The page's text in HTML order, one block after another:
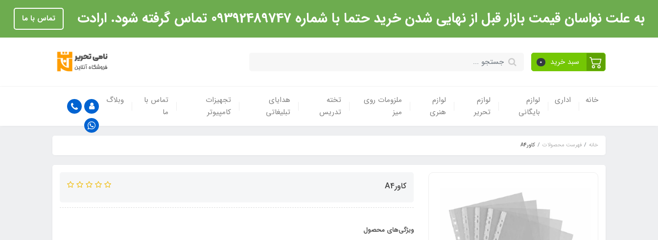
به علت نواسان قیمت بازار قبل از نهایی شدن خرید حتما با شماره 09392489747 تماس گرفته شود. ارادت تماس با ما
سبد خرید 0
خانه اداری
لوازم
بایگانی
لوازم
تحریر
لوازم
هنری
ملزومات روی
میز
تخته
تدریس
هدایای
تبلیغاتی
تجهیزات
کامپیوتر
تماس با
ما
وبلاگ
خانه فهرست محصولات کاورA4
کاورA4
ویژگی‌های محصول